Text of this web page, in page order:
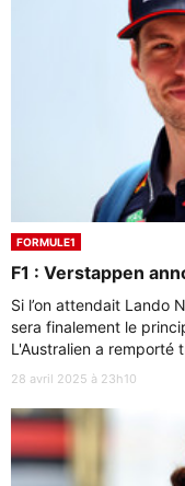
FORMULE1
F1 : Verstappen
Si l’on attendait Lando
sera finalement le
L'Australien a remporté
28 avril 2025 à 23h10